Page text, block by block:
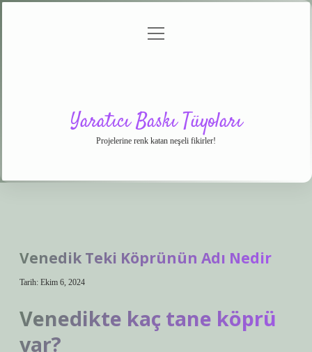
menüyü
Yaratıcı Baskı Tüyoları
Projelerine renk katan neşeli fikirler!
Venedik Teki Köprünün Adı Nedir
Tarih: Ekim 6, 2024
Venedikte kaç tane köprü
var?